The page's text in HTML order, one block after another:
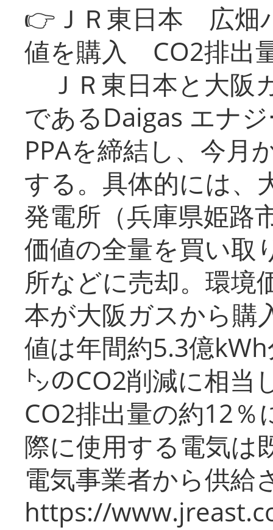
👉ＪＲ東日本 広畑
値を購入 CO2排出
ＪＲ東日本と大阪
であるDaigas エナ
PPAを締結し、今月
する。具体的には、
発電所（兵庫県姫路
価値の全量を買い取
所などに売却。環境
本が大阪ガスから購
値は年間約5.3億
㌧のCO2削減に相当
CO2排出量の約12％
際に使用する電気は
電気事業者から供給
https://